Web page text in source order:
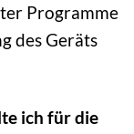
Programme
des Geräts
ich für die